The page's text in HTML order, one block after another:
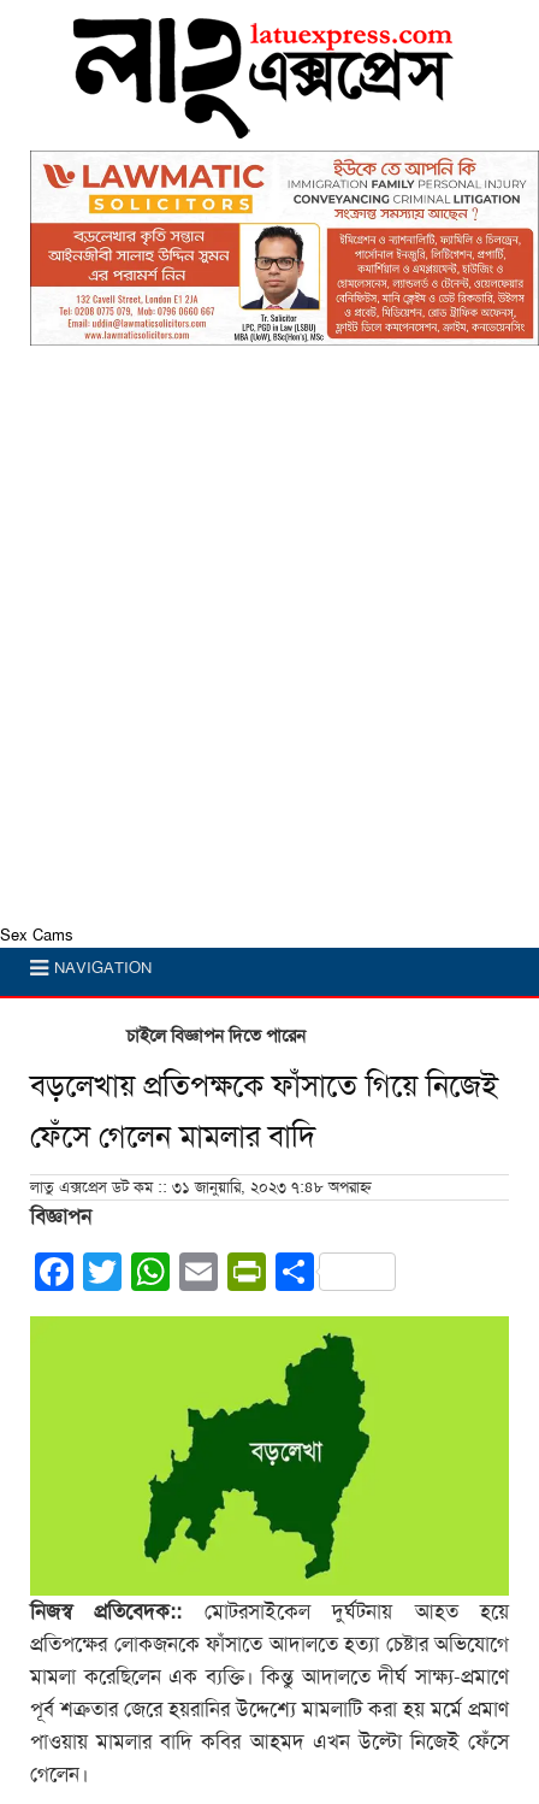
Sex Cams
NAVIGATION
চাইলে বিজ্ঞাপন দিতে পারেন
বড়লেখায় প্রতিপক্ষকে ফাঁসাতে গিয়ে নিজেই
ফেঁসে গেলেন মামলার বাদি
লাতু এক্সপ্রেস ডট কম :: ৩১ জানুয়ারি, ২০২৩ ৭:৪৮ অপরাহ্ন
বিজ্ঞাপন
Facebook
Twitter
WhatsApp
EmailPrintFriendly
Share
নিজস্ব প্রতিবেদক:: মোটরসাইকেল দুর্ঘটনায় আহত হয়ে
প্রতিপক্ষের লোকজনকে ফাঁসাতে আদালতে হত্যা চেষ্টার অভিযোগে
মামলা করেছিলেন এক ব্যক্তি। কিন্তু আদালতে দীর্ঘ সাক্ষ্য-প্রমাণে
পূর্ব শত্রুতার জেরে হয়রানির উদ্দেশ্যে মামলাটি করা হয় মর্মে প্রমাণ
পাওয়ায় মামলার বাদি কবির আহমদ এখন উল্টো নিজেই ফেঁসে
গেলেন।